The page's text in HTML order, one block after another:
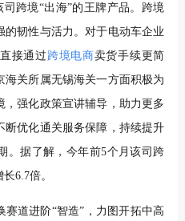
跨境“出海”的王牌产品。跨境
的韧性与活力。对于电动车企业
接通过跨境电商卖货手续更简
关所属无锡海关一方面积极为
强化政策宣讲辅导，助力更多
断优化通关服务保障，持续提升
。据了解，今年前5个月该司跨
6.7倍。
道进阶“智造”，力图开拓中高